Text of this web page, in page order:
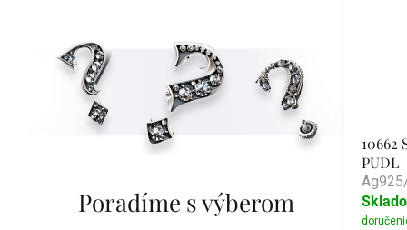
Poradíme s výberom
10662
PUDL